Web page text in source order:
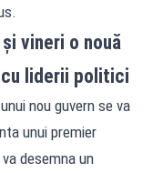
vineri o nouă
liderii politici
nou guvern se va
unui premier
desemna un